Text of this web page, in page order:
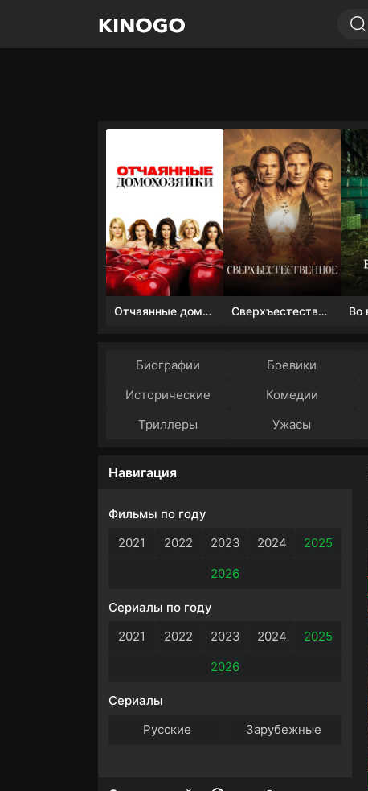
Отчаянные домохозяйки (1 сезон) Сверхъестественное
Биографии Боевики
Исторические
Комедии
Триллеры
Ужасы
Навигация
Фильмы по году
2021
2022 2023 2024
2025
2026
Сериалы по году
2021
2022 2023 2024
2025
2026
Сериалы
Русские
Зарубежные